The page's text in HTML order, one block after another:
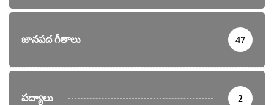
జానపద గీతాలు 47
పద్యాలు 2